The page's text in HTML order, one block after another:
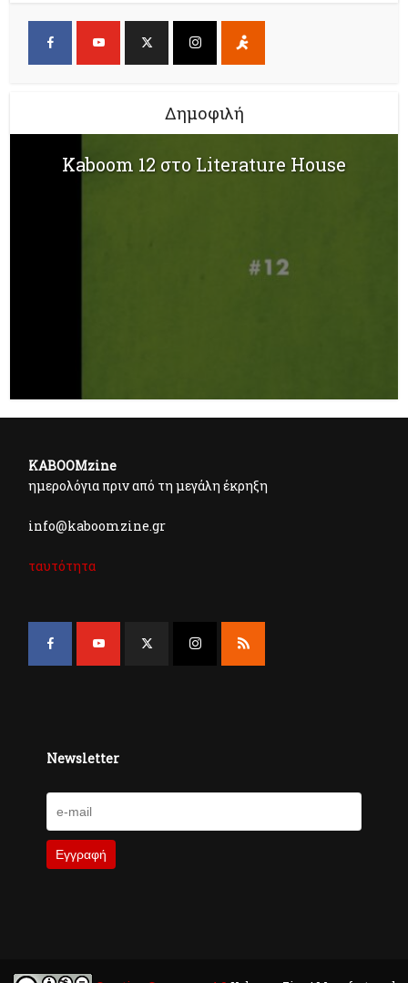
Δημοφιλή
Kaboom 12 στο Literature House
KABOOMzine
ημερολόγια πριν από τη μεγάλη έκρηξη
info@kaboomzine.gr
ταυτότητα
Newsletter